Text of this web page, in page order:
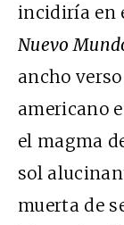
incidiría en
Nuevo
ancho
americano
el magma
sol
muerta de